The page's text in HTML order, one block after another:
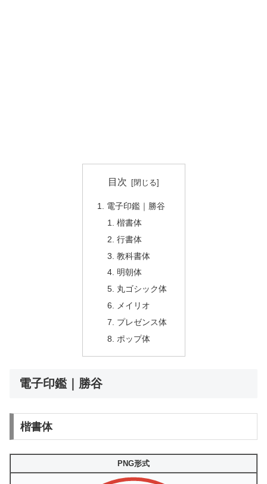
目次
電子印鑑｜勝谷
楷書体
行書体
教科書体
明朝体
丸ゴシック体
メイリオ
プレゼンス体
ポップ体
電子印鑑｜勝谷
楷書体
PNG形式